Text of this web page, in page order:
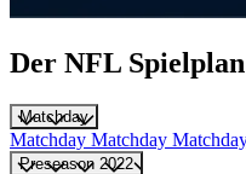
Der NFL Spielplan
Matchday
Matchday Matchday
Preseason 2022